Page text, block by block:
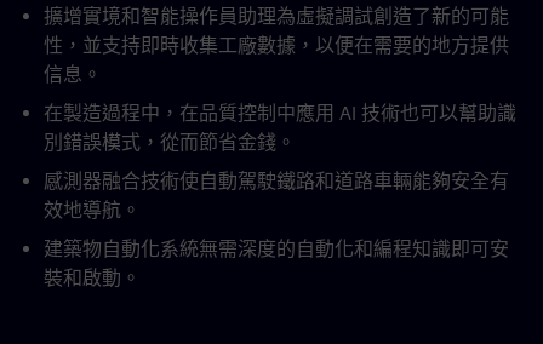
擴增實境和智能操作員助理為虛擬調試創造了新的可能
性，並支持即時收集工廠數據，以便在需要的地方提供
信息。
在製造過程中，在品質控制中應用 AI 技術也可以幫助識
別錯誤模式，從而節省金錢。
感測器融合技術使自動駕駛鐵路和道路車輛能夠安全有
效地導航。
建築物自動化系統無需深度的自動化和編程知識即可安
裝和啟動。